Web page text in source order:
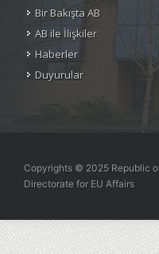
Bir Bakışta AB
AB ile İlişkiler
Haberler
Duyurular
Copyrights © 2025 Republic
Directorate for EU Affairs